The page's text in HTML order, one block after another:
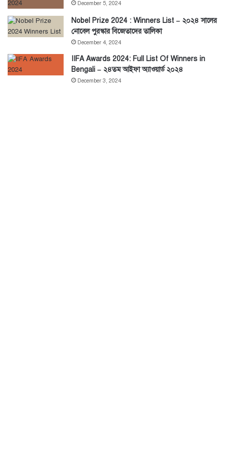
December 5, 2024
Nobel Prize 2024 : Winners List – ২০২৪ সালের
নোবেল পুরস্কার বিজেতাদের তালিকা
December 4, 2024
IIFA Awards 2024: Full List Of Winners in
Bengali – ২৪তম আইফা অ্যাওয়ার্ড ২০২৪
December 3, 2024